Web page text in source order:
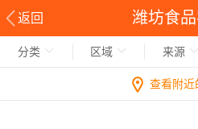
返回 潍坊食
分类 区域 来源
查看附近